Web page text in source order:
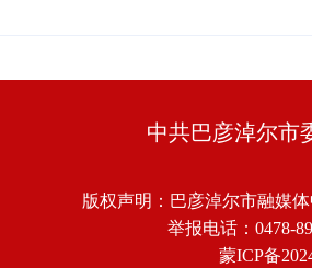
中共巴彦淖尔市
版权声明：巴彦淖尔市融媒
举报电话：0478-
蒙ICP备